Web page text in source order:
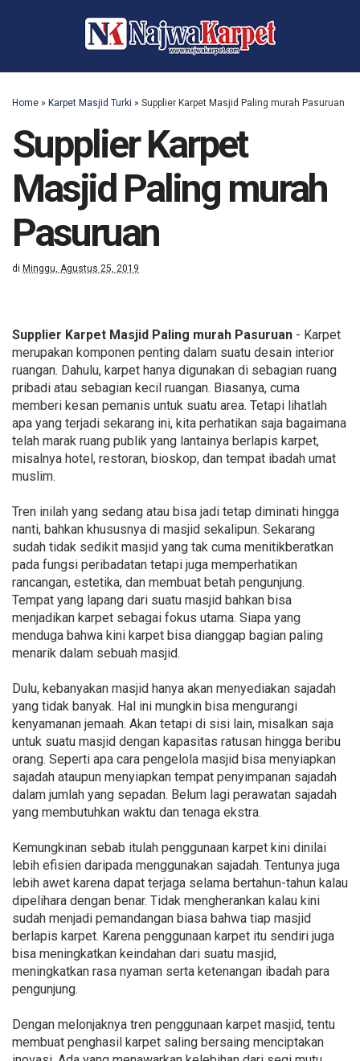
Home » Karpet Masjid Turki » Supplier Karpet Masjid Paling murah Pasuruan
Supplier Karpet
Masjid Paling murah
Pasuruan
di Minggu, Agustus 25, 2019
Supplier Karpet Masjid Paling murah Pasuruan - Karpet
merupakan komponen penting dalam suatu desain interior
ruangan. Dahulu, karpet hanya digunakan di sebagian ruang
pribadi atau sebagian kecil ruangan. Biasanya, cuma
memberi kesan pemanis untuk suatu area. Tetapi lihatlah
apa yang terjadi sekarang ini, kita perhatikan saja bagaimana
telah marak ruang publik yang lantainya berlapis karpet,
misalnya hotel, restoran, bioskop, dan tempat ibadah umat
muslim.
Tren inilah yang sedang atau bisa jadi tetap diminati hingga
nanti, bahkan khususnya di masjid sekalipun. Sekarang
sudah tidak sedikit masjid yang tak cuma menitikberatkan
pada fungsi peribadatan tetapi juga memperhatikan
rancangan, estetika, dan membuat betah pengunjung.
Tempat yang lapang dari suatu masjid bahkan bisa
menjadikan karpet sebagai fokus utama. Siapa yang
menduga bahwa kini karpet bisa dianggap bagian paling
menarik dalam sebuah masjid.
Dulu, kebanyakan masjid hanya akan menyediakan sajadah
yang tidak banyak. Hal ini mungkin bisa mengurangi
kenyamanan jemaah. Akan tetapi di sisi lain, misalkan saja
untuk suatu masjid dengan kapasitas ratusan hingga beribu
orang. Seperti apa cara pengelola masjid bisa menyiapkan
sajadah ataupun menyiapkan tempat penyimpanan sajadah
dalam jumlah yang sepadan. Belum lagi perawatan sajadah
yang membutuhkan waktu dan tenaga ekstra.
Kemungkinan sebab itulah penggunaan karpet kini dinilai
lebih efisien daripada menggunakan sajadah. Tentunya juga
lebih awet karena dapat terjaga selama bertahun-tahun kalau
dipelihara dengan benar. Tidak mengherankan kalau kini
sudah menjadi pemandangan biasa bahwa tiap masjid
berlapis karpet. Karena penggunaan karpet itu sendiri juga
bisa meningkatkan keindahan dari suatu masjid,
meningkatkan rasa nyaman serta ketenangan ibadah para
pengunjung.
Dengan melonjaknya tren penggunaan karpet masjid, tentu
membuat penghasil karpet saling bersaing menciptakan